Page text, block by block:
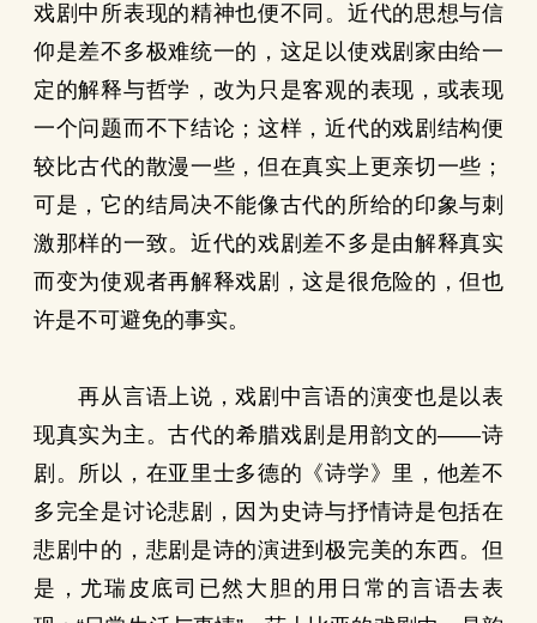
戏剧中所表现的精神也便不同。近代的思想与信
仰是差不多极难统一的，这足以使戏剧家由给一
定的解释与哲学，改为只是客观的表现，或表现
一个问题而不下结论；这样，近代的戏剧结构便
较比古代的散漫一些，但在真实上更亲切一些；
可是，它的结局决不能像古代的所给的印象与刺
激那样的一致。近代的戏剧差不多是由解释真实
而变为使观者再解释戏剧，这是很危险的，但也
许是不可避免的事实。
再从言语上说，戏剧中言语的演变也是以表
现真实为主。古代的希腊戏剧是用韵文的——诗
剧。所以，在亚里士多德的《诗学》里，他差不
多完全是讨论悲剧，因为史诗与抒情诗是包括在
悲剧中的，悲剧是诗的演进到极完美的东西。但
是，尤瑞皮底司已然大胆的用日常的言语去表